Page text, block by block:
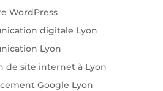
WordPress
digitale Lyon
Lyon
de site internet à Lyon
Google Lyon